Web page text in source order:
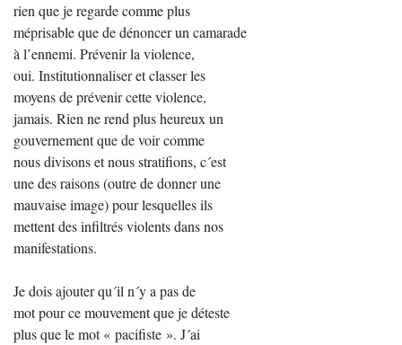
rien que je regarde comme plus
méprisable que de dénoncer un camarade
à l’ennemi. Prévenir la violence,
oui. Institutionnaliser et classer les
moyens de prévenir cette violence,
jamais. Rien ne rend plus heureux un
gouvernement que de voir comme
nous divisons et nous stratifions, c´est
une des raisons (outre de donner une
mauvaise image) pour lesquelles ils
mettent des infiltrés violents dans nos
manifestations.
Je dois ajouter qu´il n´y a pas de
mot pour ce mouvement que je déteste
plus que le mot « pacifiste ». J´ai